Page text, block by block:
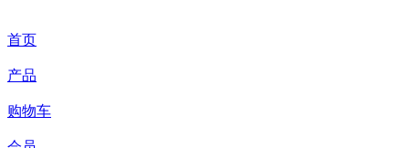
首页
产品
购物车